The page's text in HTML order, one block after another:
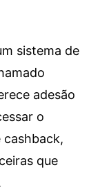
sistema de
adesão
o
cashback,
que